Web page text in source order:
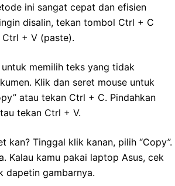
ini sangat cepat dan efisien
disalin, tekan tombol Ctrl + C
+ V (paste).
memilih teks yang tidak
Klik dan seret mouse untuk
atau tekan Ctrl + C. Pindahkan
tekan Ctrl + V.
Tinggal klik kanan, pilih “Copy”.
Kalau kamu pakai laptop Asus, cek
dapetin gambarnya.